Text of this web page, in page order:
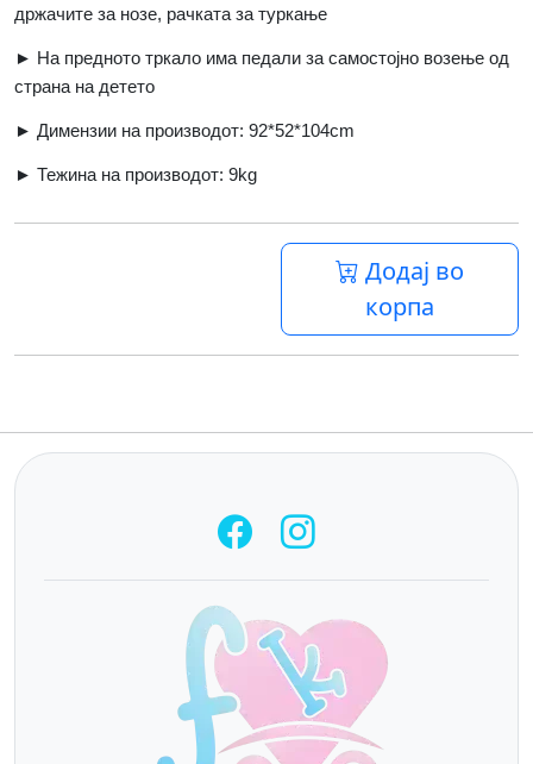
држачите за нозе, рачката за туркање
► На предното тркало има педали за самостојно возење од
страна на детето
► Димензии на производот: 92*52*104cm
► Тежина на производот: 9kg
Додај во
корпа